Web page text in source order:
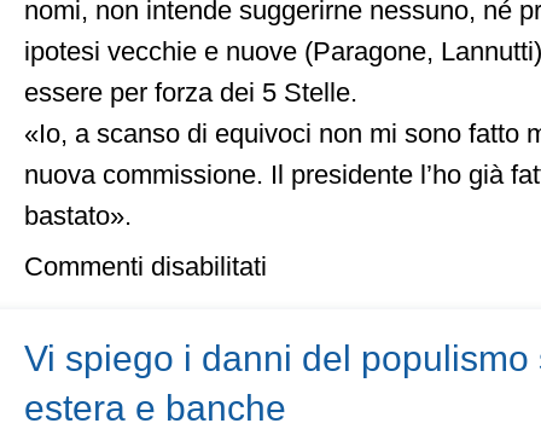
nomi, non intende suggerirne nessuno, né
ipotesi vecchie e nuove (Paragone,
essere per forza dei 5 Stelle.
«Io, a scanso di equivoci non mi sono fatto
nuova commissione. Il presidente l’ho già
bastato».
Commenti disabilitati
un’altra
commissione
Vi spiego i danni del populismo
estera e banche